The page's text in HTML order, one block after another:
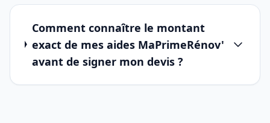
Comment connaître le montant
exact de mes aides MaPrimeRénov'
avant de signer mon devis ?